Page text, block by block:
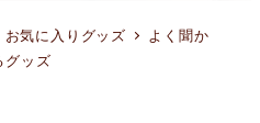
お気に入りグッズ
よく聞か
グッズ